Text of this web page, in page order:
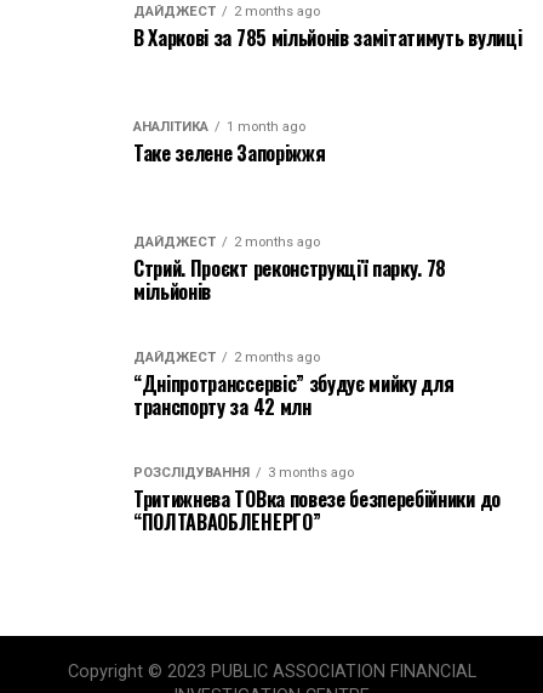
ДАЙДЖЕСТ 2 months ago
В Харкові за 785 мільйонів замітатимуть вулиці
АНАЛІТИКА 1 month ago
Таке зелене Запоріжжя
ДАЙДЖЕСТ 2 months ago
Стрий. Проєкт реконструкції парку. 78
мільйонів
ДАЙДЖЕСТ 2 months ago
“Дніпротранссервіс” збудує мийку для
транспорту за 42 млн
РОЗСЛІДУВАННЯ 3 months ago
Тритижнева ТОВка повезе безперебійники до
“ПОЛТАВАОБЛЕНЕРГО”
Copyright © 2023 PUBLIC ASSOCIATION FINANCIAL